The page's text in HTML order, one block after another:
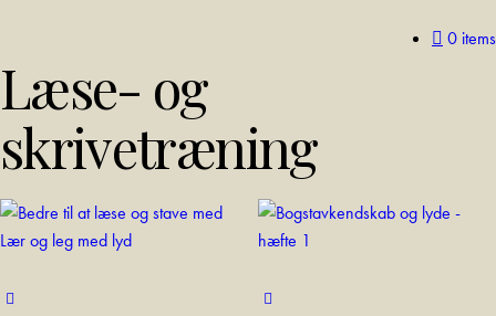
0 items
Læse- og
skrivetræning